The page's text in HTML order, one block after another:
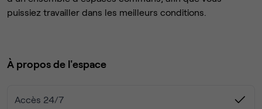
puissiez travailler dans les meilleurs conditions.
À propos de l'espace
Accès 24/7